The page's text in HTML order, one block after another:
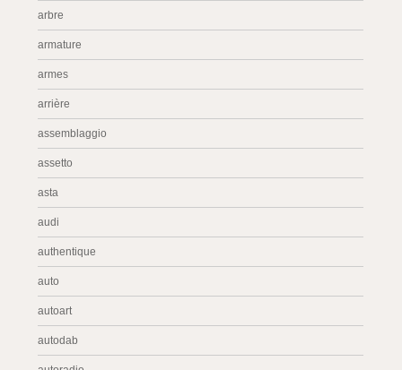
arbre
armature
armes
arrière
assemblaggio
assetto
asta
audi
authentique
auto
autoart
autodab